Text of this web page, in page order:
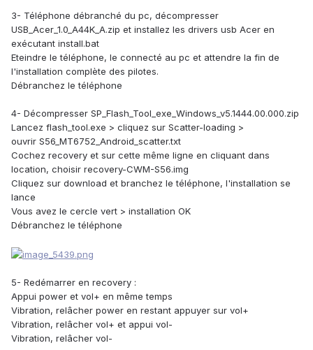
3- Téléphone débranché du pc, décompresser
USB_Acer_1.0_A44K_A.zip et installez les drivers usb Acer en
exécutant install.bat
Eteindre le téléphone, le connecté au pc et attendre la fin de
l'installation complète des pilotes.
Débranchez le téléphone
4- Décompresser SP_Flash_Tool_exe_Windows_v5.1444.00.000.zip
Lancez flash_tool.exe > cliquez sur Scatter-loading >
ouvrir S56_MT6752_Android_scatter.txt
Cochez recovery et sur cette même ligne en cliquant dans
location, choisir recovery-CWM-S56.img
Cliquez sur download et branchez le téléphone, l'installation se
lance
Vous avez le cercle vert > installation OK
Débranchez le téléphone
5- Redémarrer en recovery :
Appui power et vol+ en même temps
Vibration, relâcher power en restant appuyer sur vol+
Vibration, relâcher vol+ et appui vol-
Vibration, relâcher vol-